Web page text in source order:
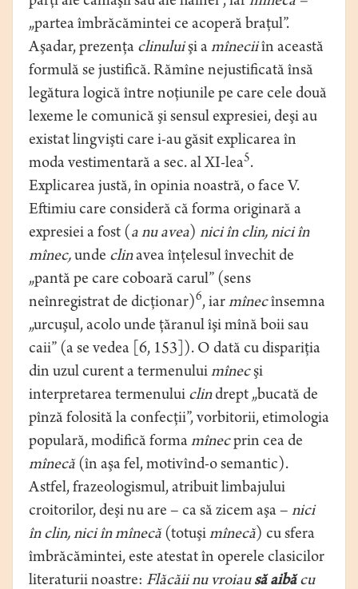
„partea îmbrăcămintei ce acoperă braţul”.
Aşadar, prezenţa clinuluişi a mîneciiîn această
formulă se justifică. Rămîne nejustificată însă
legătura logică între noţiunile pe care cele două
lexeme le comunică şi sensul expresiei, deşi au
existat lingvişti care i-au găsit explicarea în
moda vestimentară a sec. al XI-lea5.
Explicarea justă, în opinia noastră, o face V.
Eftimiu care consideră că forma originară a
expresiei a fost (a nu avea) nici în clin, nici în
mînec,unde clinavea înţelesul învechit de
„pantă pe care coboară carul” (sens
neînregistrat de dicţionar)6, iarmînecînsemna
„urcuşul, acolo unde ţăranul îşi mînă boii sau
caii” (a se vedea [6, 153]). O dată cu dispariţia
din uzul curent a termenuluimînecşi
interpretarea termenului clindrept „bucată de
pînză folosită la confecţii”, vorbitorii, etimologia
populară, modifică forma mînecprin cea de
mînecă (în aşa fel, motivînd-o semantic).
Astfel, frazeologismul, atribuit limbajului
croitorilor, deşi nu are – ca să zicem aşa – nici
în clin, nici în mînecă (totuşimînecă) cu sfera
îmbrăcămintei, este atestat în operele clasicilor
literaturii noastre: Flăcăii nu vroiausă aibăcu